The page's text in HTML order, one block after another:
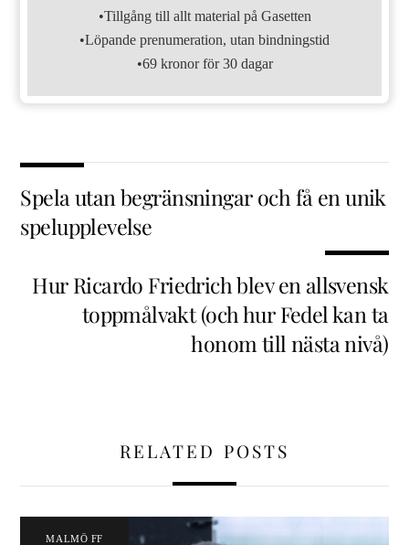
•Tillgång till allt material på Gasetten
•Löpande prenumeration, utan bindningstid
•69 kronor för 30 dagar
Spela utan begränsningar och få en unik
spelupplevelse
Hur Ricardo Friedrich blev en allsvensk
toppmålvakt (och hur Fedel kan ta
honom till nästa nivå)
RELATED POSTS
MALMÖ FF